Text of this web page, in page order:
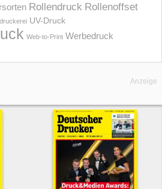
Rollendruck Rollenoffset
UV-Druck
Web-to-Print Werbedruck
Anzeige